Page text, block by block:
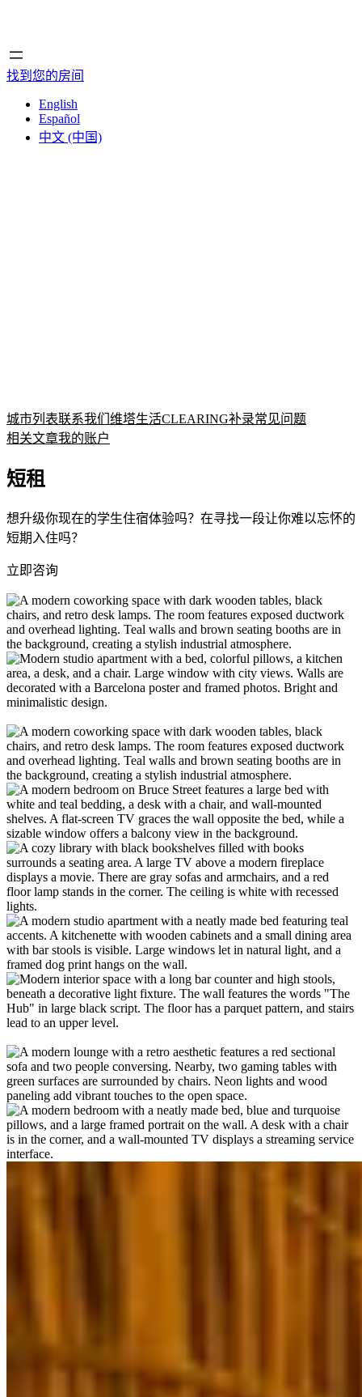
找到您的房间
English
Español
中文 (中国)
城市列表联系我们 维塔生活CLEARING补录常见问题
相关文章我的账户
短租
想升级你现在的学生住宿体验吗？在寻找一段让你难以忘怀的
短期入住吗？
立即咨询